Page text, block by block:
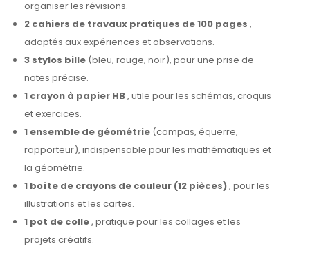
organiser les révisions.
2 cahiers de travaux pratiques de 100 pages ,
adaptés aux expériences et observations.
3 stylos bille (bleu, rouge, noir), pour une prise de
notes précise.
1 crayon à papier HB, utile pour les schémas, croquis
et exercices.
1 ensemble de géométrie (compas, équerre,
rapporteur), indispensable pour les mathématiques et
la géométrie.
1 boîte de crayons de couleur (12 pièces), pour les
illustrations et les cartes.
1 pot de colle, pratique pour les collages et les
projets créatifs.